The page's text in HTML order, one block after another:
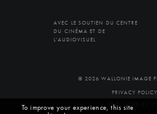
AVEC LE SOUTIEN DU CENTRE
DU CINÉMA ET DE
L'AUDIOVISUEL
© 2026 WALLONIE IMAGE
PRIVACY POLICY
PRODUCED BY SFD
To improve your experience, this site